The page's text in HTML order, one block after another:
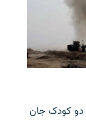
دو کودک جان